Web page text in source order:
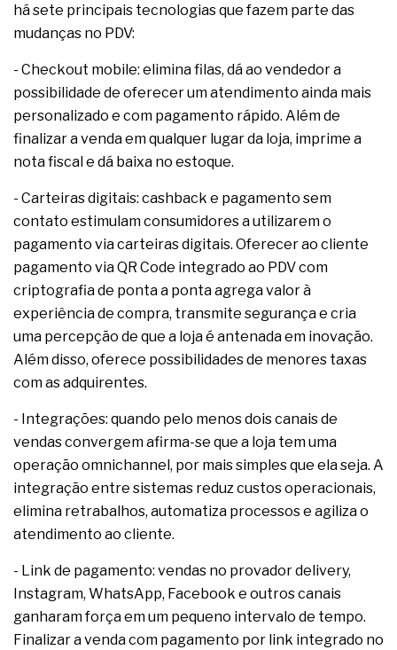
há sete principais tecnologias que fazem parte das
mudanças no PDV:
- Checkout mobile: elimina filas, dá ao vendedor a
possibilidade de oferecer um atendimento ainda mais
personalizado e com pagamento rápido. Além de
finalizar a venda em qualquer lugar da loja, imprime a
nota fiscal e dá baixa no estoque.
- Carteiras digitais: cashback e pagamento sem
contato estimulam consumidores a utilizarem o
pagamento via carteiras digitais. Oferecer ao cliente
pagamento via QR Code integrado ao PDV com
criptografia de ponta a ponta agrega valor à
experiência de compra, transmite segurança e cria
uma percepção de que a loja é antenada em inovação.
Além disso, oferece possibilidades de menores taxas
com as adquirentes.
- Integrações: quando pelo menos dois canais de
vendas convergem afirma-se que a loja tem uma
operação omnichannel, por mais simples que ela seja. A
integração entre sistemas reduz custos operacionais,
elimina retrabalhos, automatiza processos e agiliza o
atendimento ao cliente.
- Link de pagamento: vendas no provador delivery,
Instagram, WhatsApp, Facebook e outros canais
ganharam força em um pequeno intervalo de tempo.
Finalizar a venda com pagamento por link integrado no